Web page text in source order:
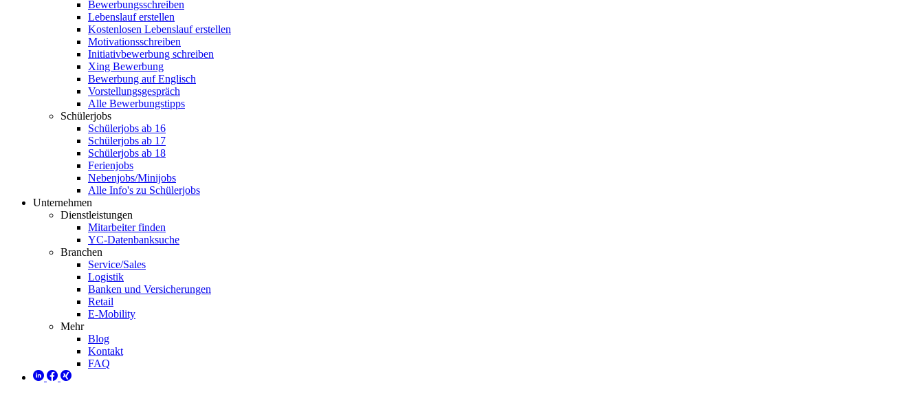
Bewerbungsschreiben
Lebenslauf erstellen
Kostenlosen Lebenslauf erstellen
Motivationsschreiben
Initiativbewerbung schreiben
Xing Bewerbung
Bewerbung auf Englisch
Vorstellungsgespräch
Alle Bewerbungstipps
Schülerjobs
Schülerjobs ab 16
Schülerjobs ab 17
Schülerjobs ab 18
Ferienjobs
Nebenjobs/Minijobs
Alle Info's zu Schülerjobs
Unternehmen
Dienstleistungen
Mitarbeiter finden
YC-Datenbanksuche
Branchen
Service/Sales
Logistik
Banken und Versicherungen
Retail
E-Mobility
Mehr
Blog
Kontakt
FAQ